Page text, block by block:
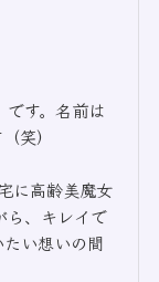
す。名前は
笑）
に高齢美魔女
ら、キレイで
い想いの間